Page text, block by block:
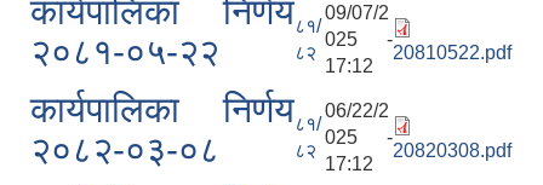
कार्यपालिका निर्णय
२०८१-०५-२२
८१/
८२
09/07/2
025 -
17:12
20810522.pdf
कार्यपालिका निर्णय
२०८२-०३-०८
८१/
८२
06/22/2
025 -
17:12
20820308.pdf